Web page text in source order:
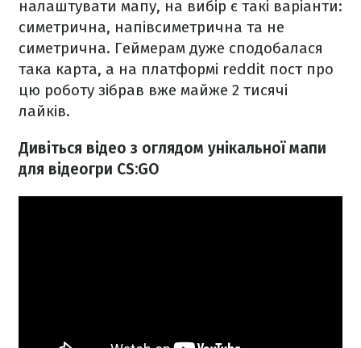
налаштувати мапу, на вибір є такі варіанти:
симетрична, напівсиметрична та не
симетрична. Геймерам дуже сподобалася
така карта, а на платформі reddit пост про
цю роботу зібрав вже майже 2 тисячі
лайків.
Дивіться відео з оглядом унікальної мапи
для відеогри CS:GO